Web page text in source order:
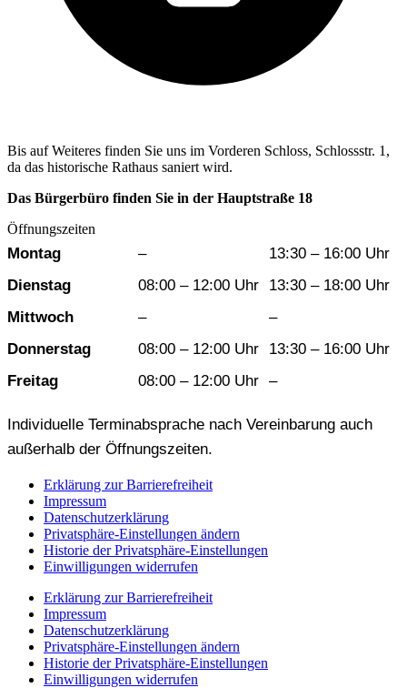
Bis auf Weiteres finden Sie uns im Vorderen Schloss, Schlossstr. 1,
da das historische Rathaus saniert wird.
Das Bürgerbüro finden Sie in der Hauptstraße 18
Öffnungszeiten
Wochentag Vormittag
Montag –
13:30 – 16:00 Uhr
Dienstag
08:00 – 12:00 Uhr
13:30 – 18:00 Uhr
Mittwoch
–
–
Donnerstag
08:00 – 12:00 Uhr
13:30 – 16:00 Uhr
Freitag
08:00 – 12:00 Uhr –
Individuelle Terminabsprache nach Vereinbarung auch
außerhalb der Öffnungszeiten.
Erklärung zur Barrierefreiheit
Impressum
Datenschutzerklärung
Privatsphäre-Einstellungen ändern
Historie der Privatsphäre-Einstellungen
Einwilligungen widerrufen
Erklärung zur Barrierefreiheit
Impressum
Datenschutzerklärung
Privatsphäre-Einstellungen ändern
Historie der Privatsphäre-Einstellungen
Einwilligungen widerrufen